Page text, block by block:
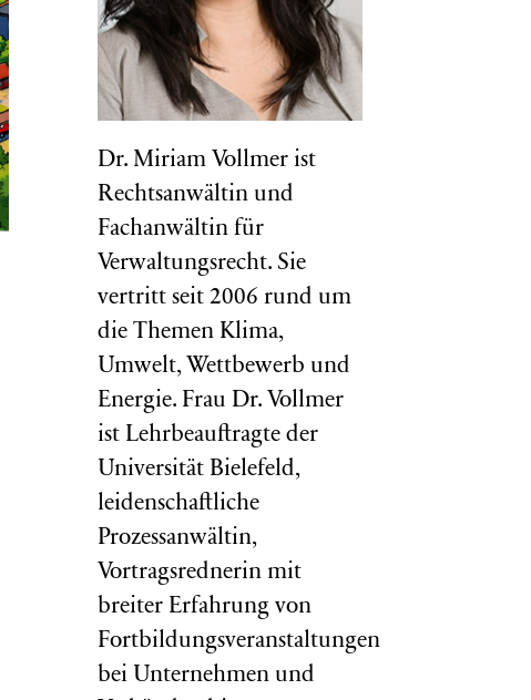
Dr. Miriam Vollmer ist
Rechtsanwältin und
Fachanwältin für
Verwaltungsrecht. Sie
vertritt seit 2006 rund um
die Themen Klima,
Umwelt, Wettbewerb und
Energie. Frau Dr. Vollmer
ist Lehrbeauftragte der
Universität Bielefeld,
leidenschaftliche
Prozessanwältin,
Vortragsrednerin mit
breiter Erfahrung von
Fortbildungsveranstaltungen
bei Unternehmen und